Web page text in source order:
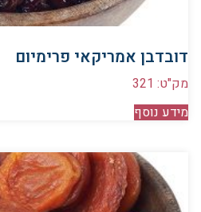
דובדבן אמריקאי פרימיום
מק"ט: 321
מידע נוסף